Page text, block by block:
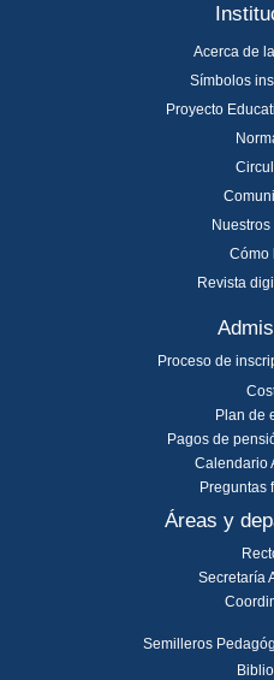
Acerca de
Símbolos
Proyecto
Cómo
Revista
Proceso de
Plan de
Pagos de
Calendario
Preguntas
Áreas y
Secretaría
Semilleros